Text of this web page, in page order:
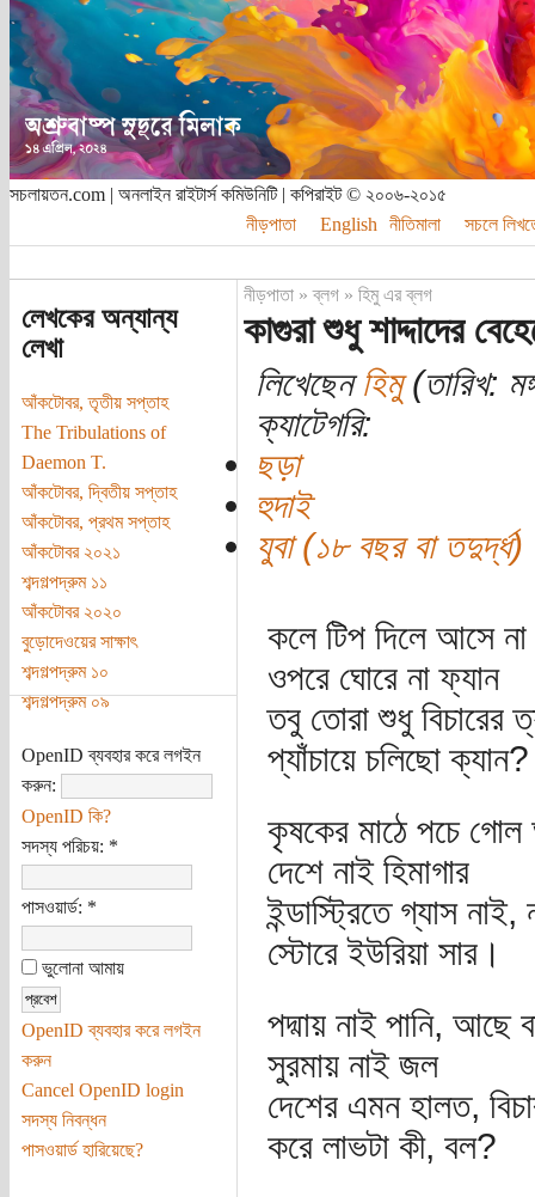
সচলায়তন.com | অনলাইন রাইটার্স কমিউনিটি | কপিরাইট © ২০০৬-২০১৫
নীড়পাতা
English নীতিমালা সচলে
লেখকের অন্যান্য
লেখা
আঁকটোবর, তৃতীয় সপ্তাহ
The Tribulations of
Daemon T.
আঁকটোবর, দ্বিতীয় সপ্তাহ
আঁকটোবর, প্রথম সপ্তাহ
আঁকটোবর ২০২১
শব্দগল্পদ্রুম ১১
আঁকটোবর ২০২০
বুড়োদেওয়ের সাক্ষাৎ
শব্দগল্পদ্রুম ১০
শব্দগল্পদ্রুম ০৯
OpenID ব্যবহার করে লগইন
করুন:
OpenID কি?
সদস্য পরিচয়: *
পাসওয়ার্ড: *
ভুলোনা আমায়
OpenID ব্যবহার করে লগইন
করুন
Cancel OpenID login
সদস্য নিবন্ধন
পাসওয়ার্ড হারিয়েছে?
নীড়পাতা»ব্লগ» হিমু এর ব্লগ
কাগুরা শুধু শাদ্দাদের
লিখেছেনহিমু(তারিখ:
ক্যাটেগরি:
ছড়া
হুদাই
যুবা (১৮ বছর বা তদুর্দ্ধ)
কলে টিপ দিলে আসে না
ওপরে ঘোরে না ফ্যান
তবু তোরা শুধু বিচারের
প্যাঁচায়ে চলিছো ক্যান?
কৃষকের মাঠে পচে
দেশে নাই হিমাগার
ইন্ডাস্ট্রিতে গ্যাস নাই,
স্টোরে ইউরিয়া সার।
পদ্মায় নাই পানি, আছে
সুরমায় নাই জল
দেশের এমন হালত,
করে লাভটা কী, বল?